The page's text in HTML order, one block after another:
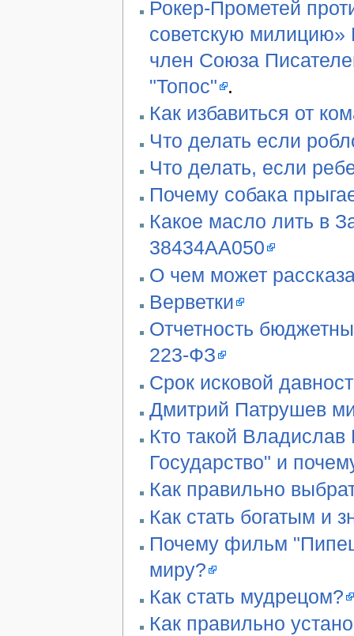
Рокер-Прометей
советскую
член Союза
"Топос" .
Как избавиться от
Что делать если
Что делать, если
Почему собака
Какое масло лить в
38434AA050
О чем может
Верветки
Отчетность
223-ФЗ
Срок исковой
Дмитрий Патрушев
Кто такой
Государство" и
Как правильно
Как стать богатым и
Почему фильм
миру?
Как стать мудрецом?
Как правильно